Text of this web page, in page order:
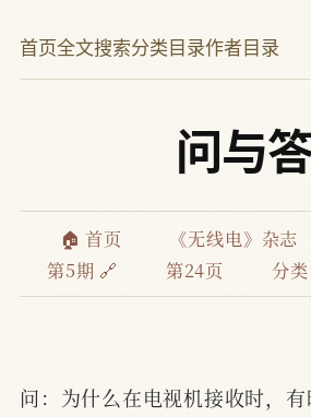
首页全文搜索分类目录作者目录
问与
🏠 首页 《无线电》杂志
第5期 🔗
第24页 分类
问：为什么在电视机接收时，